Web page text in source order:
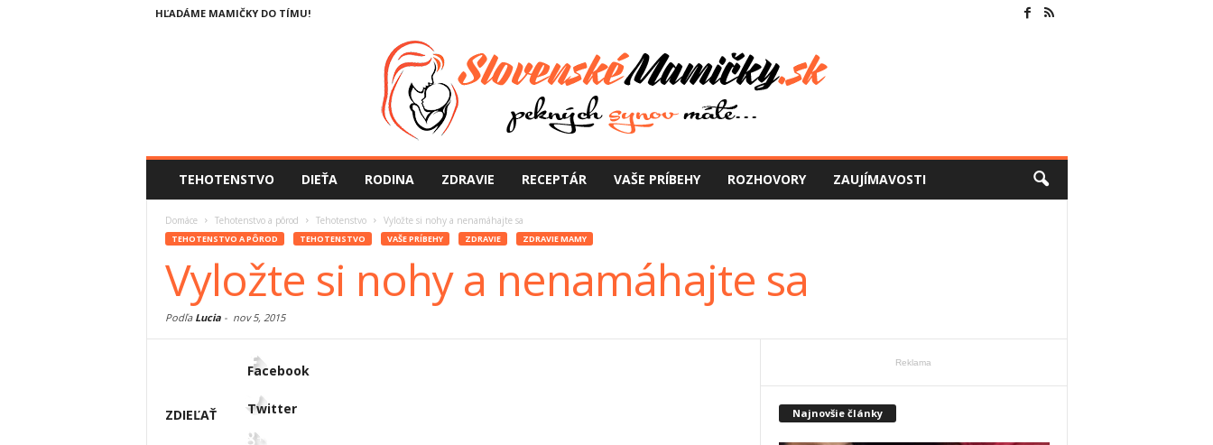
HĽADÁME MAMIČKY DO TÍMU!
TEHOTENSTVO DIEŤA RODINA ZDRAVIE RECEPTÁR VAŠE PRÍBEHY ROZHOVORY ZAUJÍMAVOSTI
Domáce Tehotenstvo a pôrod Tehotenstvo Vyložte si nohy a nenamáhajte sa
TEHOTENSTVO A PÔROD TEHOTENSTVO VAŠE PRÍBEHY ZDRAVIE ZDRAVIE MAMY
Vyložte si nohy a nenamáhajte sa
Podľa Lucia- nov 5, 2015
ZDIEĽAŤ
Facebook
Twitter
Reklama
Najnovšie články